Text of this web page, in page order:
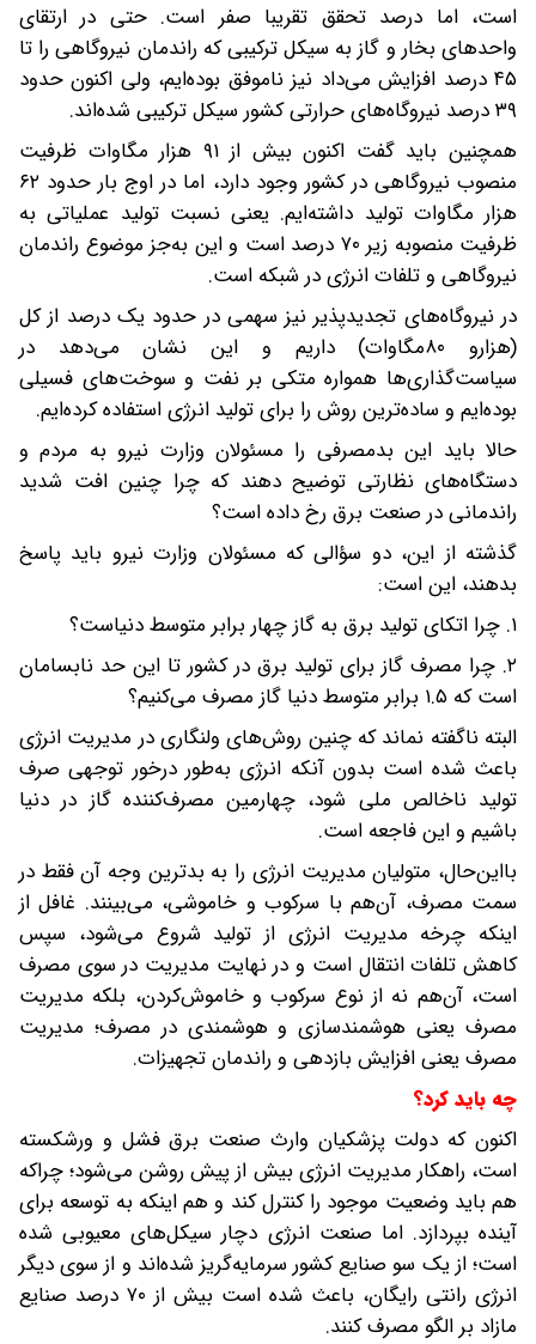
است، اما درصد تحقق تقریبا صفر است. حتی در ارتقای
واحدهای بخار و گاز به سیکل ترکیبی که راندمان نیروگاهی را تا
۴۵ درصد افزایش می‌داد نیز ناموفق بوده‌ایم، ولی اکنون حدود
۳۹ درصد نیروگاه‌های حرارتی کشور سیکل ترکیبی شده‌اند.
همچنین باید گفت اکنون بیش از ۹۱ هزار مگاوات ظرفیت
منصوب نیروگاهی در کشور وجود دارد، اما در اوج بار حدود ۶۲
هزار مگاوات تولید داشته‌ایم. یعنی نسبت تولید عملیاتی به
ظرفیت منصوبه زیر ۷۰ درصد است و این به‌جز موضوع راندمان
نیروگاهی و تلفات انرژی در شبکه است.
در نیروگاه‌های تجدید‌پذیر نیز سهمی در حدود یک درصد از کل
(‌هزارو ۸۰مگاوات) داریم و این نشان می‌دهد ‌در
سیاست‌گذاری‌ها همواره متکی بر نفت و سوخت‌های فسیلی
بوده‌ایم و ساده‌ترین روش را برای تولید انرژی استفاده کرده‌ایم.
حالا باید این بدمصرفی را مسئولان وزارت نیرو ‌به مردم و
دستگاه‌های نظارتی توضیح دهند که چرا چنین افت شدید
راندمانی در صنعت برق رخ داده است؟‌
گذشته از این، دو سؤالی که مسئولان وزارت نیرو باید پاسخ
بدهند، این است:
۱. چرا اتکای تولید برق به گاز چهار برابر متوسط دنیاست؟
۲. چرا مصرف گاز برای تولید برق در کشور تا این حد نابسامان
است که ۱.۵ برابر متوسط دنیا گاز مصرف می‌کنیم؟
البته‌ ناگفته نماند که چنین روش‌های ولنگاری در مدیریت انرژی
باعث شده است‌ بدون آنکه انرژی به‌طور درخور توجهی صرف
تولید ناخالص ملی شود، چهارمین مصرف‌کننده گاز در دنیا
باشیم و این فاجعه است.
با‌این‌حال، متولیان‌ مدیریت انرژی را به بدترین وجه آن فقط در
سمت مصرف، آن‌هم با سرکوب و خاموشی، می‌بینند. غافل از
اینکه چرخه مدیریت انرژی از تولید شروع می‌شود، سپس
کاهش تلفات انتقال است و در نهایت مدیریت در سوی مصرف
است، آن‌هم نه از نوع سرکوب و خاموش‌کردن، بلکه مدیریت
مصرف یعنی هوشمندسازی و هوشمندی در مصرف؛ مدیریت
مصرف یعنی افزایش بازدهی و راندمان تجهیزات.
چه باید کرد؟
اکنون که دولت پزشکیان وارث صنعت برق فشل و ورشکسته
است، راهکار مدیریت انرژی بیش از پیش روشن می‌شود؛ چرا‌که
هم باید وضعیت موجود را کنترل کند و هم اینکه‌ به توسعه برای
آینده بپردازد. اما صنعت انرژی دچار سیکل‌های معیوبی شده
است؛ از یک سو صنایع کشور سرمایه‌گریز شده‌اند و از سوی‌ دیگر
انرژی رانتی رایگان، باعث شده است بیش از ۷۰ درصد صنایع
مازاد بر الگو مصرف کنند.